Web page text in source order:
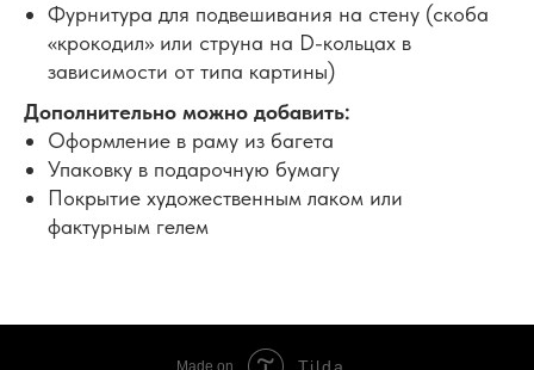
Фурнитура для подвешивания на стену (скоба
«крокодил» или струна на D-кольцах в
зависимости от типа картины)
Дополнительно можно добавить:
Оформление в раму из багета
Упаковку в подарочную бумагу
Покрытие художественным лаком или
фактурным гелем